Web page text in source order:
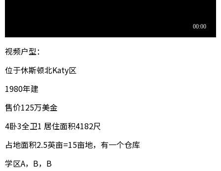
视频户型：
位于休斯顿北Katy区
1980年建
售价125万美金
4卧3全卫1 居住面积4182尺
占地面积2.5英亩=15亩地，有一个仓库
学区A，B，B